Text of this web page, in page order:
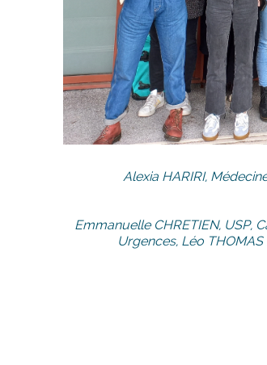
Alexia HARIRI,
Emmanuelle CHRETIEN, USP,
Urgences, Léo